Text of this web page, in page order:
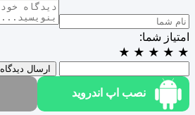
امتیاز شما:
★
★
★
★
★
ارسال دیدگاه
نصب اپ اندروید